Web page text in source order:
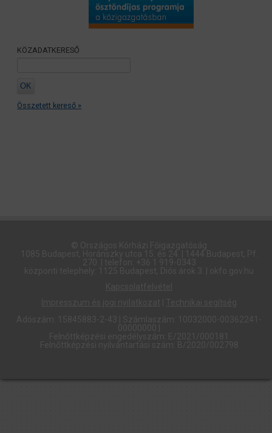
KÖZADATKERESŐ
Összetett kereső »